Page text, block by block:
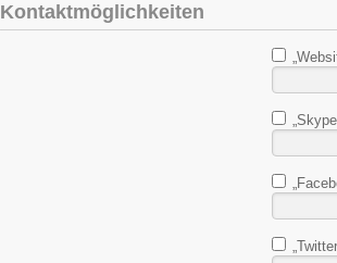
Kontaktmöglichkeiten